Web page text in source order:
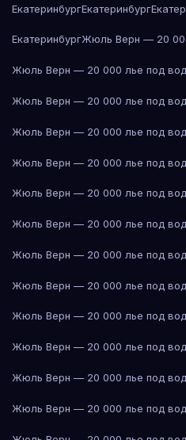
ЕкатеринбургЕкатеринбург
ЕкатеринбургЖюль Верн — 20
Жюль Верн — 20 000 лье под
Жюль Верн — 20 000 лье под
Жюль Верн — 20 000 лье под
Жюль Верн — 20 000 лье под
Жюль Верн — 20 000 лье под
Жюль Верн — 20 000 лье под
Жюль Верн — 20 000 лье под
Жюль Верн — 20 000 лье под
Жюль Верн — 20 000 лье под
Жюль Верн — 20 000 лье под
Жюль Верн — 20 000 лье под
Жюль Верн — 20 000 лье под